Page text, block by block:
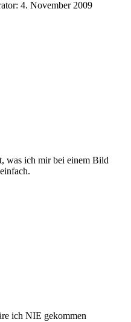
4. November 2009
was ich mir bei einem Bild
ich NIE gekommen